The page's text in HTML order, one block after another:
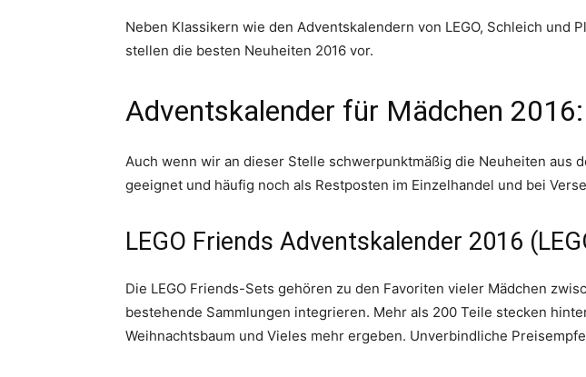
Neben Klassikern wie den Adventskalendern von LEGO, Schleich
stellen die besten Neuheiten 2016 vor.
Adventskalender für Mädchen
Auch wenn wir an dieser Stelle schwerpunktmäßig die Neuheiten aus
geeignet und häufig noch als Restposten im Einzelhandel und bei
LEGO Friends Adventskalender 2016
Die LEGO Friends-Sets gehören zu den Favoriten vieler Mädchen
bestehende Sammlungen integrieren. Mehr als 200 Teile stecken
Weihnachtsbaum und Vieles mehr ergeben. Unverbindliche